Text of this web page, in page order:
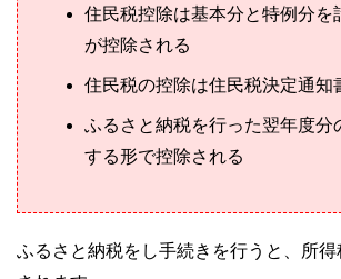
住民税控除は基本分と特例分を
が控除される
住民税の控除は住民税決定通知
ふるさと納税を行った翌年度分
する形で控除される
ふるさと納税をし手続きを行うと、所